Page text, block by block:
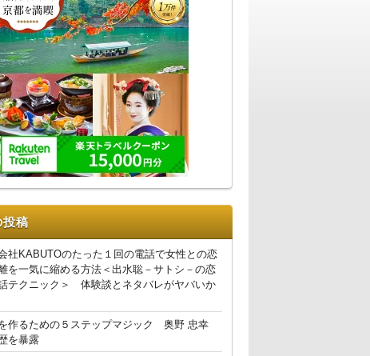
投稿
社KABUTOのたった１回の電話で女性との恋
を一気に縮める方法＜出水聡－サトシ－の恋
テクニック＞ 体験談とネタバレがヤバいか
作るための５ステップマジック 奥野 忠幸
を暴露